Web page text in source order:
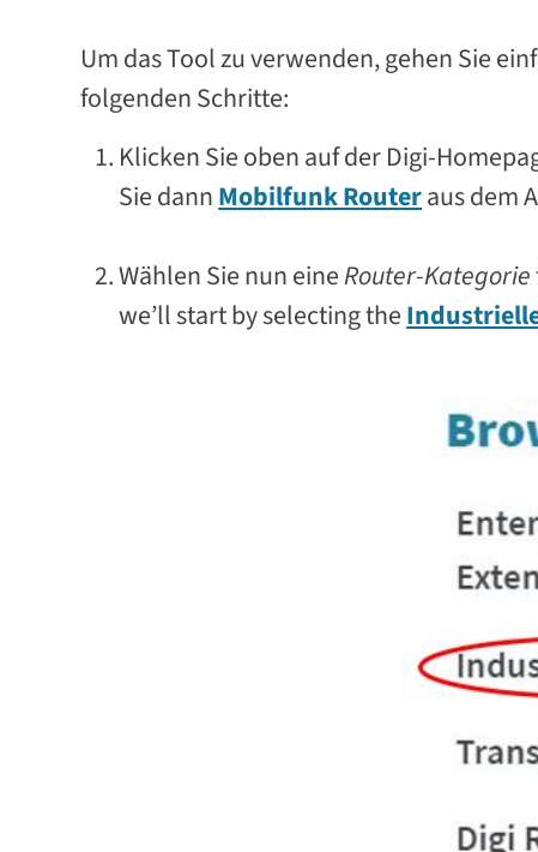
Um das Tool zu verwenden, gehen Sie
folgenden Schritte:
Klicken Sie oben auf der Digi-
Sie dannMobilfunk Routeraus dem
Wählen Sie nun eineRouter-Kategorie
we’ll start by selecting the